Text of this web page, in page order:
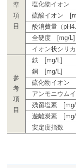
準
項
目
塩化物イオン
硫酸イオン
酸消費量（
全硬度 [mg/L]
イオン状シリ
参
考
項
目
鉄 [mg/L]
銅 [mg/L]
硫化物イオン
アンモニウム
残留塩素
遊離炭素
安定度指数